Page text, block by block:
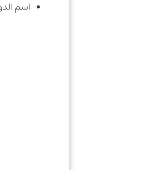
اسم